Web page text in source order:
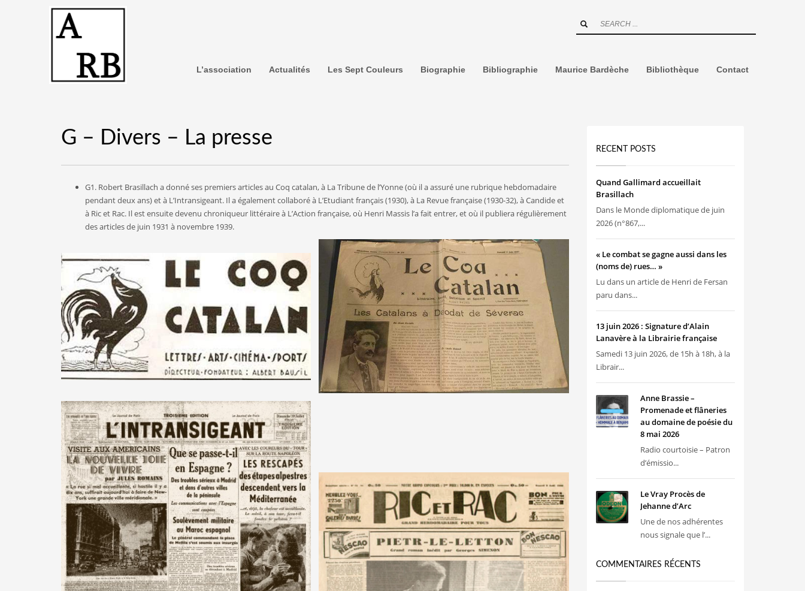
L’association Actualités Les Sept Couleurs Biographie Bibliographie Maurice Bardèche Bibliothèque Contact
G – Divers – La presse
G1. Robert Brasillach a donné ses premiers articles au Coq catalan, à La Tribune de l’Yonne (où il a assuré une rubrique hebdomadaire
pendant deux ans) et à L’Intransigeant. Il a également collaboré à L’Etudiant français (1930), à La Revue française (1930-32), à Candide et
à Ric et Rac. Il est ensuite devenu chroniqueur littéraire à L’Action française, où Henri Massis l’a fait entrer, et où il publiera régulièrement
des articles de juin 1931 à novembre 1939.
RECENT POSTS
Quand Gallimard accueillait
Brasillach
Dans le Monde diplomatique de juin
2026 (n°867,...
« Le combat se gagne aussi dans les
(noms de) rues… »
Lu dans un article de Henri de Fersan
paru dans...
13 juin 2026 : Signature d’Alain
Lanavère à la Librairie française
Samedi 13 juin 2026, de 15h à 18h, à la
Librair...
Anne Brassie –
Promenade et flâneries
au domaine de poésie du
8 mai 2026
Radio courtoisie – Patron
d’émissio...
Le Vray Procès de
Jehanne d’Arc
Une de nos adhérentes
nous signale que l’...
COMMENTAIRES RÉCENTS